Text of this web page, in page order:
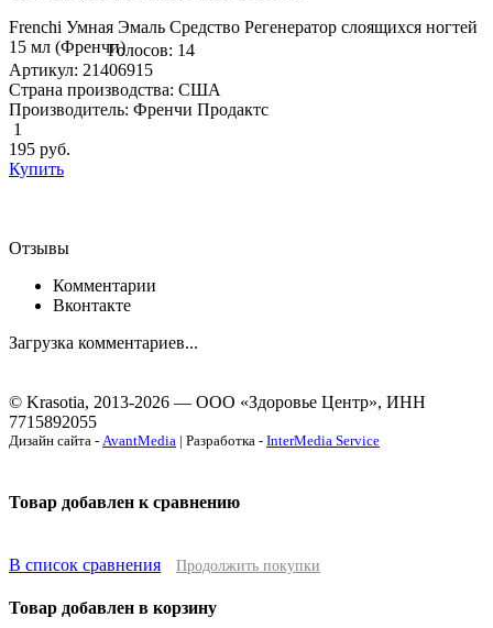
Frenchi Умная Эмаль Средство Регенератор слоящихся ногтей
15 мл (Френчи)Голосов: 14
Артикул: 21406915
Страна производства: США
Производитель: Френчи Продактс
1
195 руб.
Купить
Отзывы
Комментарии
Вконтакте
Загрузка комментариев...
© Krasotia, 2013-2026 — ООО «Здоровье Центр», ИНН
7715892055
Дизайн сайта - AvantMedia | Разработка - InterMedia Service
Товар добавлен к сравнению
В список сравнения Продолжить покупки
Товар добавлен в корзину